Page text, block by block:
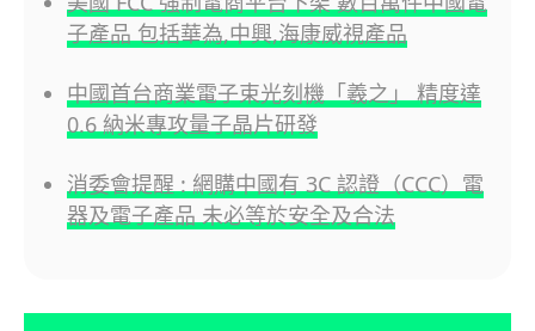
子產品 包括華為,中興,海康威視產品
中國首台商業電子束光刻機「羲之」 精度達
0.6 納米專攻量子晶片研發
消委會提醒 : 網購中國有 3C 認證（CCC）電
器及電子產品 未必等於安全及合法